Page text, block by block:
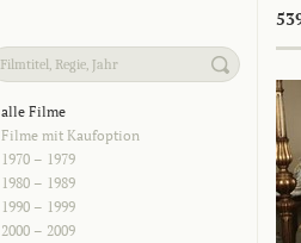
alle Filme
Filme mit Kaufoption
1970 – 1979
1980 – 1989
1990 – 1999
2000 – 2009